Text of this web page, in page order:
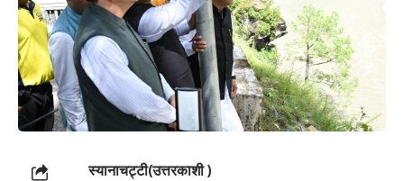
स्यानाचट्टी(उत्तरकाशी )